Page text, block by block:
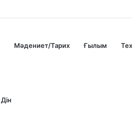
Мәдениет/Тарих Ғылым
Дін